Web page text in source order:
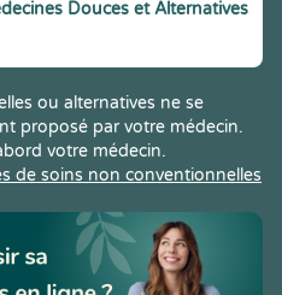
Douces et Alternatives
ou alternatives ne se
proposé par votre médecin.
votre médecin.
de soins non conventionnelles